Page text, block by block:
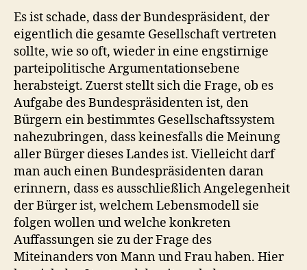
Es ist schade, dass der Bundespräsident, der
eigentlich die gesamte Gesellschaft vertreten
sollte, wie so oft, wieder in eine engstirnige
parteipolitische Argumentationsebene
herabsteigt. Zuerst stellt sich die Frage, ob es
Aufgabe des Bundespräsidenten ist, den
Bürgern ein bestimmtes Gesellschaftssystem
nahezubringen, dass keinesfalls die Meinung
aller Bürger dieses Landes ist. Vielleicht darf
man auch einen Bundespräsidenten daran
erinnern, dass es ausschließlich Angelegenheit
der Bürger ist, welchem Lebensmodell sie
folgen wollen und welche konkreten
Auffassungen sie zu der Frage des
Miteinanders von Mann und Frau haben. Hier